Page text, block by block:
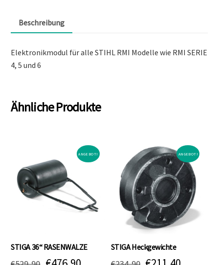
Beschreibung
Elektronikmodul für alle STIHL RMI Modelle wie RMI SERIE
4, 5 und 6
Ähnliche Produkte
ANGEBOT!
STIGA 36“ RASENWALZE
ANGEBOT!
STIGA Heckgewichte